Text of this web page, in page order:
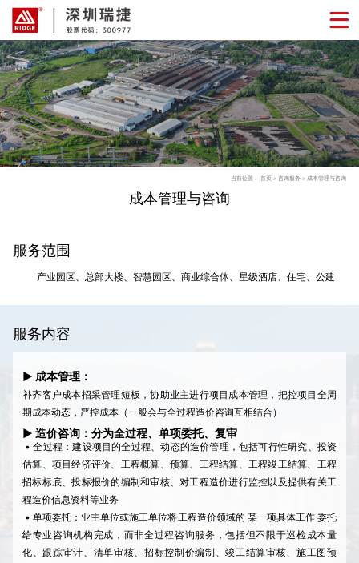
当前位置： 首页 > 咨询服务 > 成本管理与咨询
成本管理与咨询
服务范围
产业园区、总部大楼、智慧园区、商业综合体、星级酒店、住宅、公建
服务内容
▶ 成本管理：
补齐客户成本招采管理短板，协助业主进行项目成本管理，把控项目全周
期成本动态，严控成本（一般会与全过程造价咨询互相结合）
▶ 造价咨询：分为全过程、单项委托、复审
• 全过程：建设项目的全过程、动态的造价管理，包括可行性研究、投资
估算、项目经济评价、工程概算、预算、工程结算、工程竣工结算、工程
招标标底、投标报价的编制和审核、对工程造价进行监控以及提供有关工
程造价信息资料等业务
• 单项委托：业主单位或施工单位将工程造价领域的 某一项具体工作 委托
给专业咨询机构完成，而非全过程咨询服务，包括但不限于巡检成本量
化、跟踪审计、清单审核、招标控制价编制、竣工结算审核、施工图预